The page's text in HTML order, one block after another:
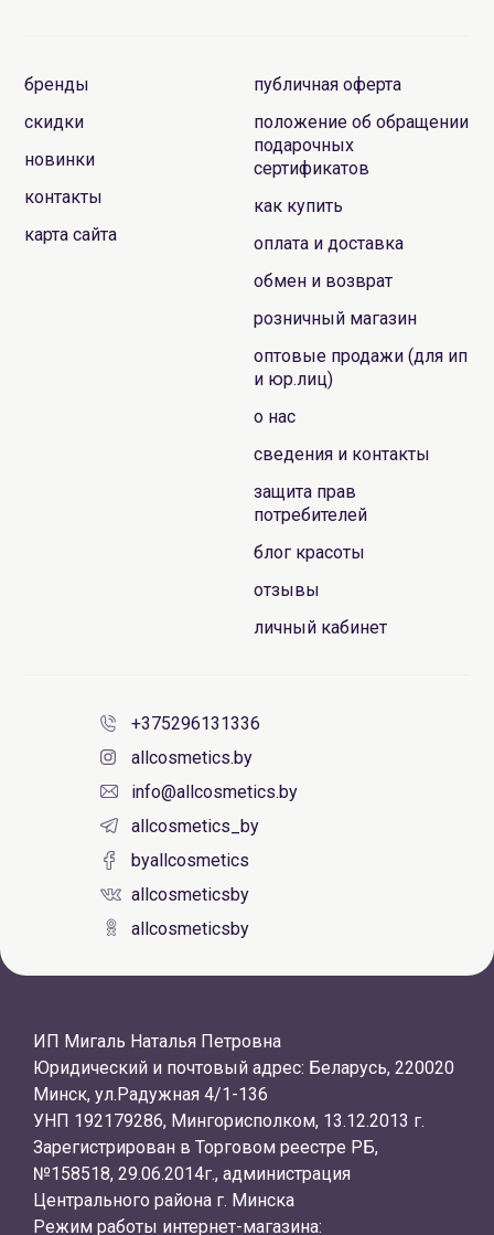
бренды
скидки
новинки
контакты
карта сайта
публичная оферта
положение об обращении
подарочных
сертификатов
как купить
оплата и доставка
обмен и возврат
розничный магазин
оптовые продажи (для ип
и юр.лиц)
о нас
сведения и контакты
защита прав
потребителей
блог красоты
отзывы
личный кабинет
+375296131336
allcosmetics.by
info@allcosmetics.by
allcosmetics_by
byallcosmetics
allcosmeticsby
allcosmeticsby
ИП Мигаль Наталья Петровна
Юридический и почтовый адрес: Беларусь, 220020
Минск, ул.Радужная 4/1-136
УНП 192179286, Мингорисполком, 13.12.2013 г.
Зарегистрирован в Торговом реестре РБ,
№158518, 29.06.2014г., администрация
Центрального района г. Минска
Режим работы интернет-магазина: